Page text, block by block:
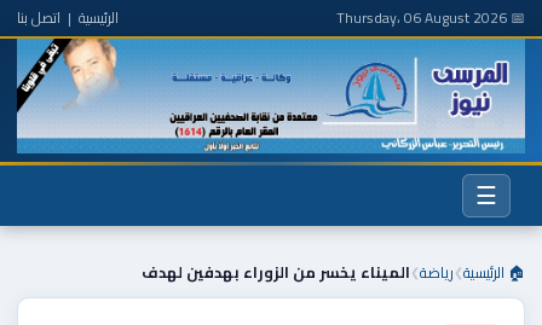
📅 Thursday، 06 August 2026 الرئيسية | اتصل بنا
☰
🏠 الرئيسية❯رياضة❯الميناء يخسر من الزوراء بهدفين لهدف